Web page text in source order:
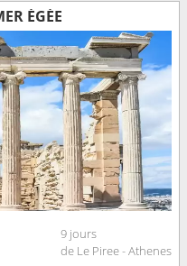
ÉGÉE
9 jours
de Le Piree - Athenes